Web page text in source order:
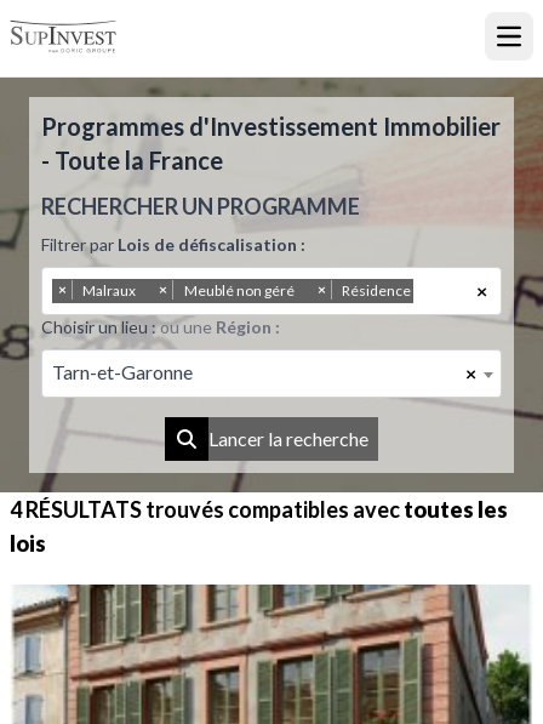
Programmes d'Investissement Immobilier
- Toute la France
RECHERCHER UN PROGRAMME
Filtrer par Lois de défiscalisation :
×
× Malraux × Meublé non géré × Résidence Principale
Choisir un lieu :ou une Région :
×
Tarn-et-Garonne
Lancer la recherche
4 RÉSULTATStrouvés compatibles avectoutes les
lois